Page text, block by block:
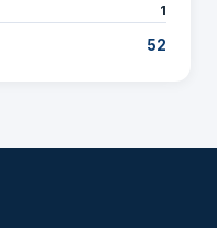
1
52